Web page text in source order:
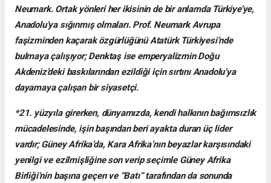
Neumark. Ortak yönleri her ikisinin de bir anlamda Türkiye’ye,
Anadolu’ya sığınmış olmaları. Prof. Neumark Avrupa
faşizminden kaçarak özgürlüğünü Atatürk Türkiyesi’nde
bulmaya çalışıyor; Denktaş ise emperyalizmin Doğu
Akdeniz’deki baskılarından ezildiği için sırtını Anadolu’ya
dayamaya çalışan bir siyasetçi.
*21. yüzyıla girerken, dünyamızda, kendi halkının bağımsızlık
mücadelesinde, işin başından beri ayakta duran üç lider
vardır; Güney Afrika’da, Kara Afrika’nın beyazlar karşısındaki
yenilgi ve ezilmişliğine son verip seçimle Güney Afrika
Birliği’nin başına geçen ve “Batı” tarafından da sonunda